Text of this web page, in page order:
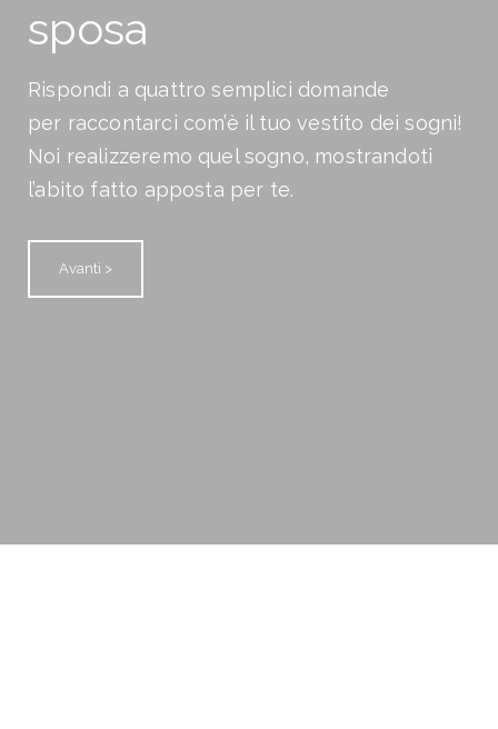
sposa
Rispondi a quattro semplici domande
per raccontarci com’è il tuo vestito dei sogni!
Noi realizzeremo quel sogno, mostrandoti
l’abito fatto apposta per te.
Avanti >